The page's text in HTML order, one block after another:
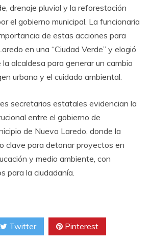
drenaje pluvial y la reforestación
el gobierno municipal. La funcionaria
de estas acciones para
en una “Ciudad Verde” y elogió
alcaldesa para generar un cambio
urbana y el cuidado ambiental.
secretarios estatales evidencian la
entre el gobierno de
de Nuevo Laredo, donde la
clave para detonar proyectos en
y medio ambiente, con
para la ciudadanía.
Twitter Pinterest